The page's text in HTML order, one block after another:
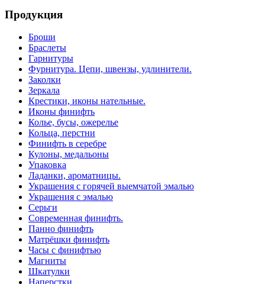
Продукция
Броши
Браслеты
Гарнитуры
Фурнитура. Цепи, швензы, удлинители.
Заколки
Зеркала
Крестики, иконы нательные.
Иконы финифть
Колье, бусы, ожерелье
Кольца, перстни
Финифть в серебре
Кулоны, медальоны
Упаковка
Ладанки, ароматницы.
Украшения с горячей выемчатой эмалью
Украшения с эмалью
Серьги
Современная финифть.
Панно финифть
Матрёшки финифть
Часы с финифтью
Магниты
Шкатулки